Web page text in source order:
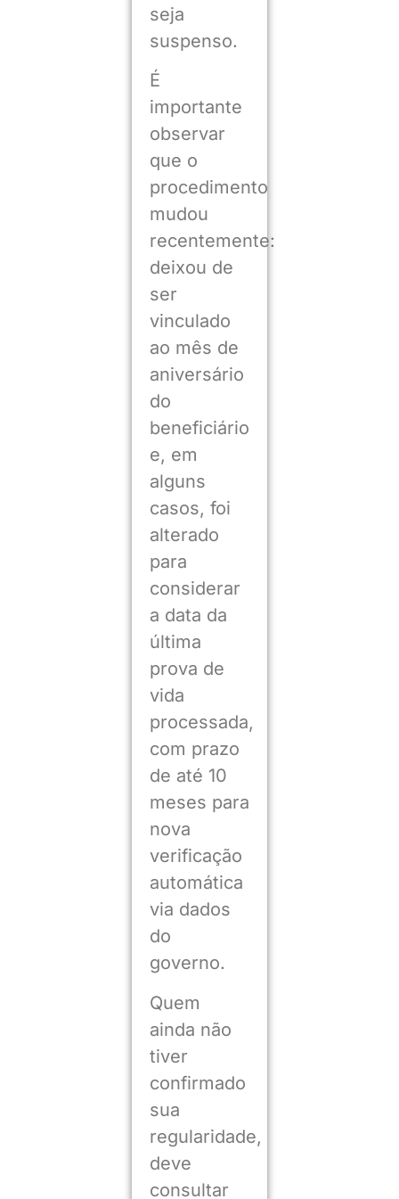
seja
suspenso.
É
importante
observar
que o
procedimento
mudou
recentemente:
deixou de
ser
vinculado
ao mês de
aniversário
do
beneficiário
e, em
alguns
casos, foi
alterado
para
considerar
a data da
última
prova de
vida
processada,
com prazo
de até 10
meses para
nova
verificação
automática
via dados
do
governo.
Quem
ainda não
tiver
confirmado
sua
regularidade,
deve
consultar